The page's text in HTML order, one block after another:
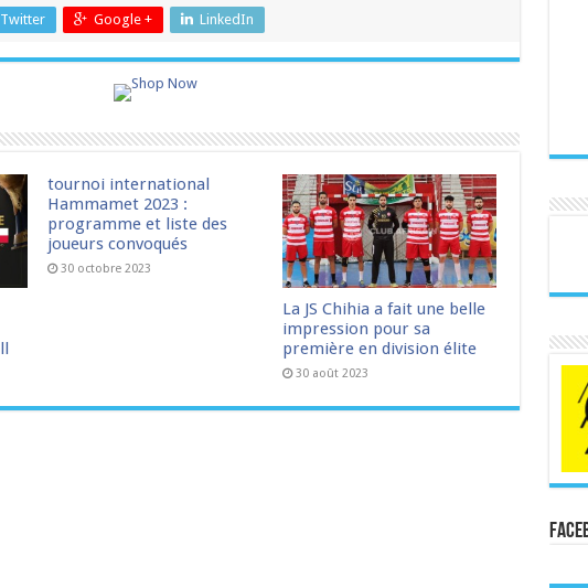
Twitter Google + LinkedIn
tournoi international
Hammamet 2023 :
programme et liste des
joueurs convoqués
30 octobre 2023
La JS Chihia a fait une belle
impression pour sa
première en division élite
30 août 2023